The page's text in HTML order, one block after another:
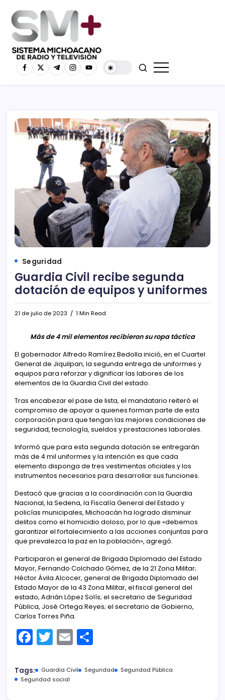
Seguridad
Guardia Civil recibe segunda
dotación de equipos y uniformes
21 de julio de 2023 1 Min Read
Más de 4 mil elementos recibieron su ropa táctica
El gobernador Alfredo Ramírez Bedolla inició, en el Cuartel
General de Jiquilpan, la segunda entrega de uniformes y
equipos para reforzar y dignificar las labores de los
elementos de la Guardia Civil del estado.
Tras encabezar el pase de lista, el mandatario reiteró el
compromiso de apoyar a quienes forman parte de esta
corporación para que tengan las mejores condiciones de
seguridad, tecnología, sueldos y prestaciones laborales.
Informó que para esta segunda dotación se entregarán
más de 4 mil uniformes y la intención es que cada
elemento disponga de tres vestimentas oficiales y los
instrumentos necesarios para desarrollar sus funciones.
Destacó que gracias a la coordinación con la Guardia
Nacional, la Sedena, la Fiscalía General del Estado y
policías municipales, Michoacán ha logrado disminuir
delitos como el homicidio doloso, por lo que «debemos
garantizar el fortalecimiento a las acciones conjuntas para
que prevalezca la paz en la población», agregó.
Participaron el general de Brigada Diplomado del Estado
Mayor, Fernando Colchado Gómez, de la 21 Zona Militar;
Héctor Ávila Alcocer, general de Brigada Diplomado del
Estado Mayor de la 43 Zona Militar, el fiscal general del
estado, Adrián López Solís; el secretario de Seguridad
Pública, José Ortega Reyes; el secretario de Gobierno,
Carlos Torres Piña.
F
a
c
e
T
w
itt
er
E
m
ai m
Tags: Guardia Civil Seguridad
Seguridad Pública
Seguridad social